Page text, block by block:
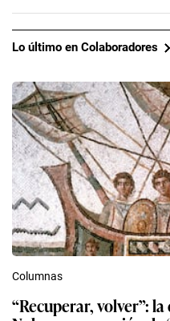
Lo último en Colaboradores
Columnas
“Recuperar, volver”: